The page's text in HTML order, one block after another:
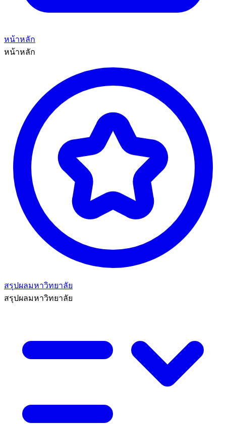
หน้าหลัก
หน้าหลัก
สรุปผลมหาวิทยาลัย
สรุปผลมหาวิทยาลัย